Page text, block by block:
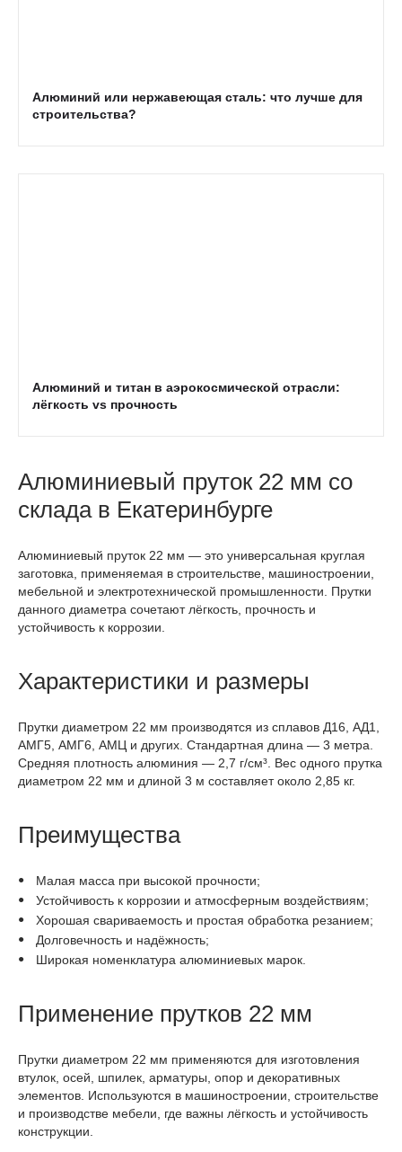
Алюминий или нержавеющая сталь: что лучше для
строительства?
Алюминий и титан в аэрокосмической отрасли:
лёгкость vs прочность
Алюминиевый пруток 22 мм со
склада в Екатеринбурге
Алюминиевый пруток 22 мм — это универсальная круглая
заготовка, применяемая в строительстве, машиностроении,
мебельной и электротехнической промышленности. Прутки
данного диаметра сочетают лёгкость, прочность и
устойчивость к коррозии.
Характеристики и размеры
Прутки диаметром 22 мм производятся из сплавов Д16, АД1,
АМГ5, АМГ6, АМЦ и других. Стандартная длина — 3 метра.
Средняя плотность алюминия — 2,7 г/см³. Вес одного прутка
диаметром 22 мм и длиной 3 м составляет около 2,85 кг.
Преимущества
Малая масса при высокой прочности;
Устойчивость к коррозии и атмосферным воздействиям;
Хорошая свариваемость и простая обработка резанием;
Долговечность и надёжность;
Широкая номенклатура алюминиевых марок.
Применение прутков 22 мм
Прутки диаметром 22 мм применяются для изготовления
втулок, осей, шпилек, арматуры, опор и декоративных
элементов. Используются в машиностроении, строительстве
и производстве мебели, где важны лёгкость и устойчивость
конструкции.